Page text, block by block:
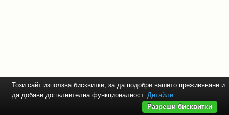
Този сайт използва бисквитки, за да подобри вашето преживяване и
да добави допълнителна функционалност. Детайли
Разреши бисквитки